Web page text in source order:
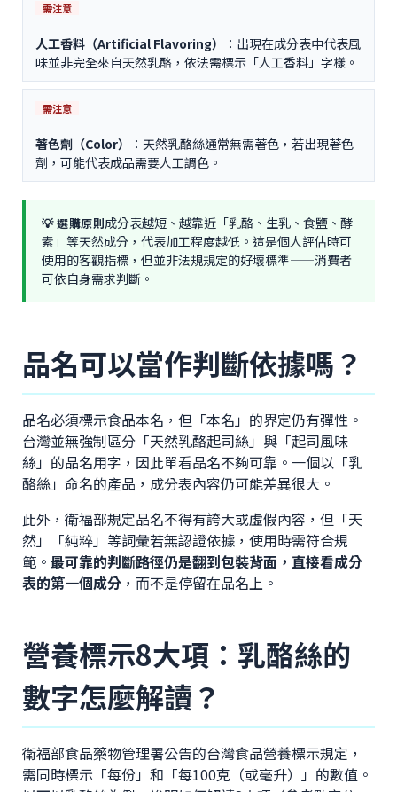
需注意
人工香料（Artificial Flavoring）
：出現在成分表中代表風
味並非完全來自天然乳酪，依法需標示「人工香料」字樣。
需注意
著色劑（Color）
：天然乳酪絲通常無需著色，若出現著色
劑，可能代表成品需要人工調色。
💡 選購原則成分表越短、越靠近「乳酪、生乳、食鹽、酵
素」等天然成分，代表加工程度越低。這是個人評估時可
使用的客觀指標，但並非法規規定的好壞標準——消費者
可依自身需求判斷。
品名可以當作判斷依據嗎？
品名必須標示食品本名，但「本名」的界定仍有彈性。
台灣並無強制區分「天然乳酪起司絲」與「起司風味
絲」的品名用字，因此單看品名不夠可靠。一個以「乳
酪絲」命名的產品，成分表內容仍可能差異很大。
此外，衛福部規定品名不得有誇大或虛假內容，但「天
然」「純粹」等詞彙若無認證依據，使用時需符合規
範。 最可靠的判斷路徑仍是翻到包裝背面，直接看成分
表的第一個成分 ，而不是停留在品名上。
營養標示8大項：乳酪絲的
數字怎麼解讀？
衛福部食品藥物管理署公告的台灣食品營養標示規定，
需同時標示「每份」和「每100克（或毫升）」的數值。